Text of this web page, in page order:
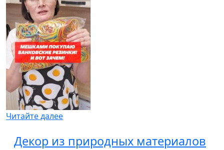
Читайте далее
Декор из природных материалов